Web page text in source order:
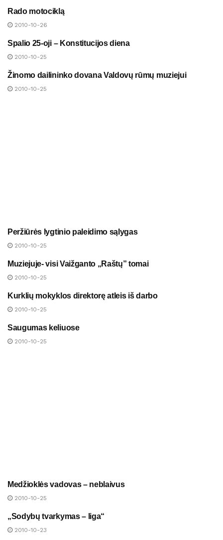
NAUJIENOS
Rado motociklą
2010-10-26
NAUJIENOS
Spalio 25-oji – Konstitucijos diena
2010-10-25
NAUJIENOS
Žinomo dailininko dovana Valdovų rūmų muziejui
2010-10-25
NAUJIENOS
Peržiūrės lygtinio paleidimo sąlygas
2010-10-25
NAUJIENOS
Muziejuje- visi Vaižganto „Raštų” tomai
2010-10-25
NAUJIENOS
Kurklių mokyklos direktorę atleis iš darbo
2010-10-25
NAUJIENOS
Saugumas keliuose
2010-10-25
NAUJIENOS
Medžioklės vadovas – neblaivus
2010-10-25
NAUJIENOS
„Sodybų tvarkymas – liga“
2010-10-23